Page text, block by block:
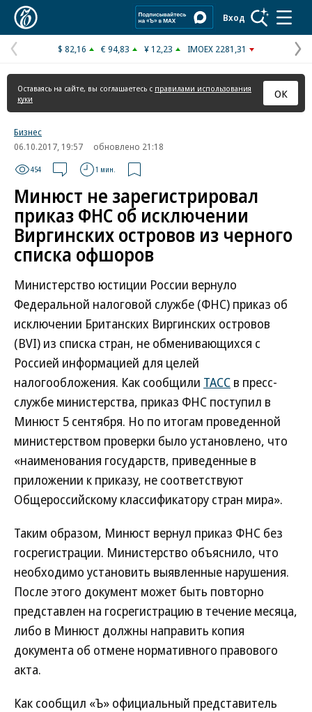
Вход
Предыдущая
страница
$ 82,16 € 94,83 ¥ 12,23 IMOEX 2281,31
Оставаясь на сайте, вы соглашаетесь с правилами использования
куки
ОК
Бизнес
06.10.2017, 19:57
обновлено 21:18
454 1 мин.
Минюст не зарегистрировал
приказ ФНС об исключении
Виргинских островов из черного
списка офшоров
Министерство юстиции России вернуло
Федеральной налоговой службе (ФНС) приказ об
исключении Британских Виргинских островов
(BVI) из списка стран, не обменивающихся с
Россией информацией для целей
налогообложения. Как сообщили ТАСС в пресс-
службе министерства, приказ ФНС поступил в
Минюст 5 сентября. Но по итогам проведенной
министерством проверки было установлено, что
«наименования государств, приведенные в
приложении к приказу, не соответствуют
Общероссийскому классификатору стран мира».
Таким образом, Минюст вернул приказ ФНС без
госрегистрации. Министерство объяснило, что
необходимо установить выявленные нарушения.
После этого документ может быть повторно
представлен на госрегистрацию в течение месяца,
либо в Минюст должны направить копия
документа об отмене нормативного правового
акта.
Как сообщил «Ъ» официальный представитель